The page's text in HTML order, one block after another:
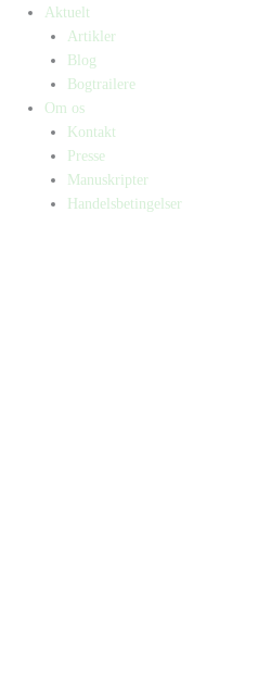
Aktuelt
Artikler
Blog
Bogtrailere
Om os
Kontakt
Presse
Manuskripter
Handelsbetingelser